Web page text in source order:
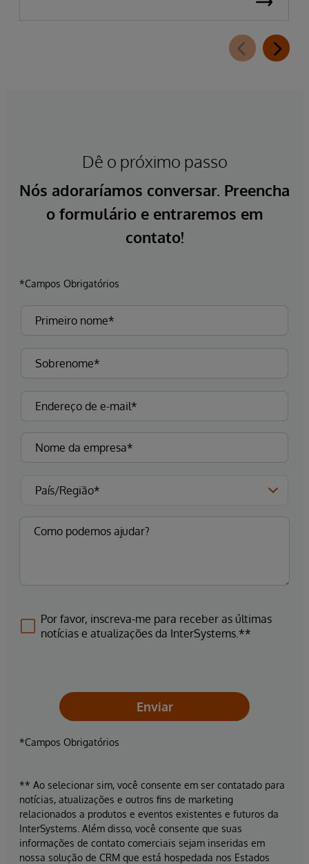
Dê o próximo passo
Nós adoraríamos conversar. Preencha
o formulário e entraremos em
contato!
*Campos Obrigatórios
Por favor, inscreva-me para receber as últimas
notícias e atualizações da InterSystems.**
Enviar
*Campos Obrigatórios
** Ao selecionar sim, você consente em ser contatado para
notícias, atualizações e outros fins de marketing
relacionados a produtos e eventos existentes e futuros da
InterSystems. Além disso, você consente que suas
informações de contato comerciais sejam inseridas em
nossa solução de CRM que está hospedada nos Estados